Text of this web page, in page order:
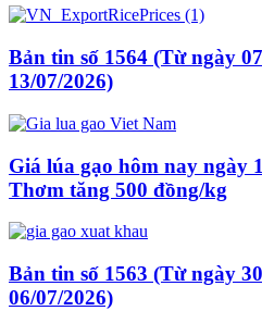
Bản tin số 1564 (Từ ngày
13/07/2026)
Giá lúa gạo hôm nay ngày
Thơm tăng 500 đồng/kg
Bản tin số 1563 (Từ ngày
06/07/2026)